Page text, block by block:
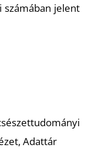
számában jelent
Adattár